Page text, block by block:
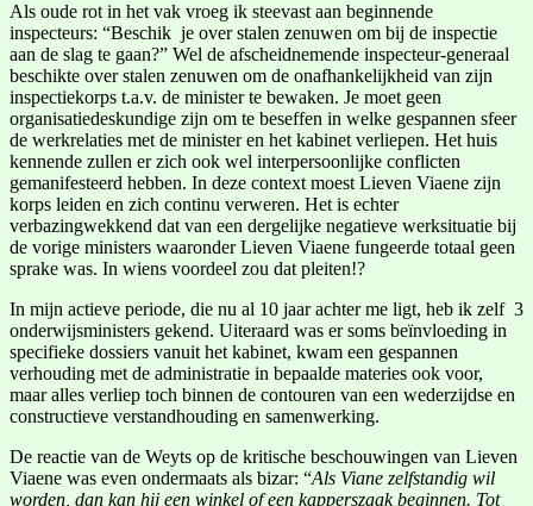
Als oude rot in het vak vroeg ik steevast aan beginnende
inspecteurs: “Beschik je over stalen zenuwen om bij de inspectie
aan de slag te gaan?” Wel de afscheidnemende inspecteur-generaal
beschikte over stalen zenuwen om de onafhankelijkheid van zijn
inspectiekorps t.a.v. de minister te bewaken. Je moet geen
organisatiedeskundige zijn om te beseffen in welke gespannen sfeer
de werkrelaties met de minister en het kabinet verliepen. Het huis
kennende zullen er zich ook wel interpersoonlijke conflicten
gemanifesteerd hebben. In deze context moest Lieven Viaene zijn
korps leiden en zich continu verweren. Het is echter
verbazingwekkend dat van een dergelijke negatieve werksituatie bij
de vorige ministers waaronder Lieven Viaene fungeerde totaal geen
sprake was. In wiens voordeel zou dat pleiten!?
In mijn actieve periode, die nu al 10 jaar achter me ligt, heb ik zelf 3
onderwijsministers gekend. Uiteraard was er soms beïnvloeding in
specifieke dossiers vanuit het kabinet, kwam een gespannen
verhouding met de administratie in bepaalde materies ook voor,
maar alles verliep toch binnen de contouren van een wederzijdse en
constructieve verstandhouding en samenwerking.
De reactie van de Weyts op de kritische beschouwingen van Lieven
Viaene was even ondermaats als bizar: “Als Viane zelfstandig wil
worden, dan kan hij een winkel of een kapperszaak beginnen. Tot